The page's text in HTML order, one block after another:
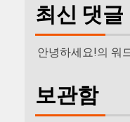
최신 댓글
안녕하세요!의 워
보관함